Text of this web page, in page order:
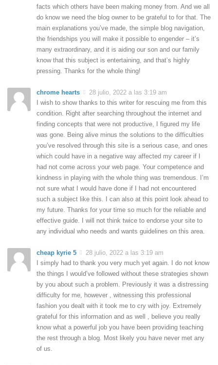
facts which others have been making money from. And we all
do know we need the blog owner to be grateful to for that. The
main explanations you’ve made, the simple blog navigation,
the friendships you will make it possible to engender – it’s
many extraordinary, and it is aiding our son and our family
know that this subject is entertaining, and that’s highly
pressing. Thanks for the whole thing!
chrome hearts
28 julio, 2022 a las 3:19 am
I wish to show thanks to this writer for rescuing me from this
condition. Right after searching throughout the internet and
finding concepts that were not productive, I figured my life
was gone. Being alive minus the solutions to the difficulties
you’ve resolved through this site is a serious case, and ones
which could have in a negative way affected my career if I
had not come across your web page. Your competence and
kindness in playing with the whole thing was tremendous. I’m
not sure what I would have done if I had not encountered
such a subject like this. I can also at this point look ahead to
my future. Thanks for your time so much for the reliable and
effective guide. I will not think twice to endorse your site to
any individual who needs and wants guidelines on this area.
cheap kyrie 5
28 julio, 2022 a las 3:19 am
I simply had to thank you very much yet again. I do not know
the things I would’ve followed without these strategies shown
by you about such a problem. Previously it was a distressing
difficulty for me, however , witnessing this professional
fashion you dealt with it took me to cry with joy. Extremely
grateful for this information and as well , believe you really
know what a powerful job you have been providing teaching
the rest through a blog. Most likely you have never met any
of us.